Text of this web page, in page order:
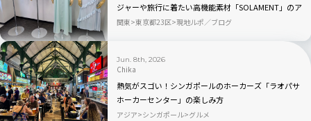
ジャーや旅行に着たい高機能素材「SOLAMENT」のア
パレルが続々登場
関東 東京都23区 現地ルポ／ブログ
Jun. 8th, 2026
Chika
熱気がスゴい！シンガポールのホーカーズ「ラオパサ
ホーカーセンター」の楽しみ方
アジア シンガポール グルメ